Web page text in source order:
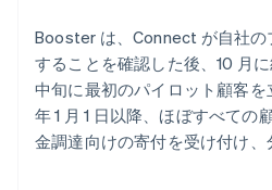
Booster は、Connect が自社
することを確認した後、10 月
中旬に最初のパイロット顧客
年 1 月 1 日以降、ほぼすべての
金調達向けの寄付を受け付け、